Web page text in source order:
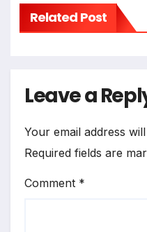
Related Post
Leave a
Your email address
Required fields are
Comment *